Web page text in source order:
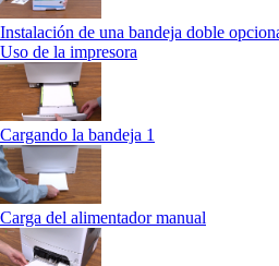
Instalación de una bandeja doble
Uso de la impresora
Cargando la bandeja 1
Carga del alimentador manual